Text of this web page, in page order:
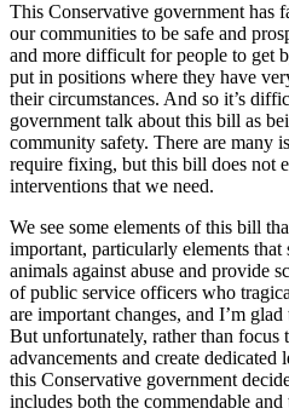
This Conservative government has
our communities to be safe and
and more difficult for people to get
put in positions where they have
their circumstances. And so it’s
government talk about this bill as
community safety. There are many
require fixing, but this bill does not
interventions that we need.
We see some elements of this bill
important, particularly elements that
animals against abuse and provide
of public service officers who
are important changes, and I’m
But unfortunately, rather than focus
advancements and create dedicated
this Conservative government
includes both the commendable